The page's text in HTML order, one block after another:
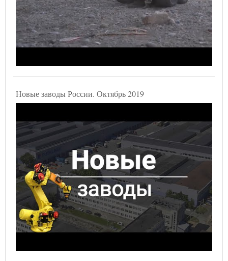
Новые заводы России. Октябрь 2019